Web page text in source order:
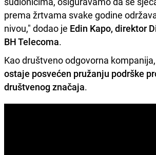
prema žrtvama svake godine
nivou," dodao je Edin Kapo, direktor
BH Telecoma.
Kao društveno odgovorna kompanija,
ostaje posvećen pružanju podrške
društvenog značaja.